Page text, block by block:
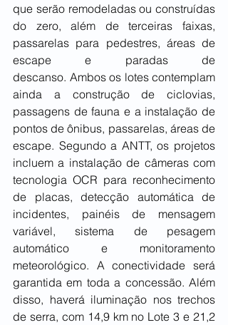
que serão remodeladas ou construídas
do zero, além de terceiras faixas,
passarelas para pedestres, áreas de
escape e paradas de
descanso. Ambos os lotes contemplam
ainda a construção de ciclovias,
passagens de fauna e a instalação de
pontos de ônibus, passarelas, áreas de
escape. Segundo a ANTT, os projetos
incluem a instalação de câmeras com
tecnologia OCR para reconhecimento
de placas, detecção automática de
incidentes, painéis de mensagem
variável, sistema de pesagem
automático e monitoramento
meteorológico. A conectividade será
garantida em toda a concessão. Além
disso, haverá iluminação nos trechos
de serra, com 14,9 km no Lote 3 e 21,2